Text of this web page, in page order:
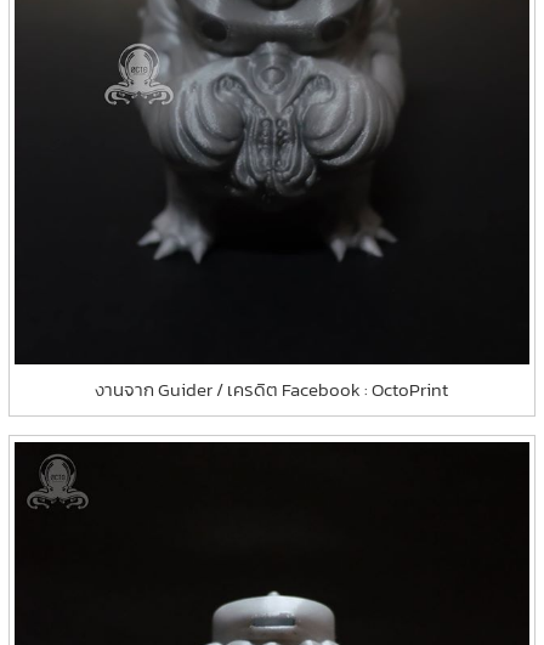
งานจาก Guider / เครดิต Facebook : OctoPrint